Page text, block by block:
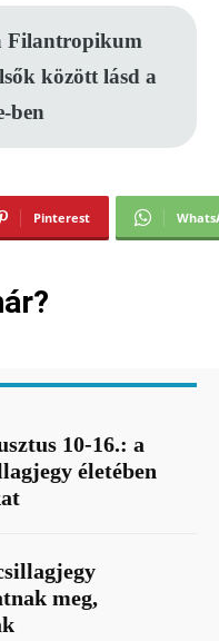
Filantropikum
között lásd a
ben
Pinterest
10-16.: a
életében
meg,